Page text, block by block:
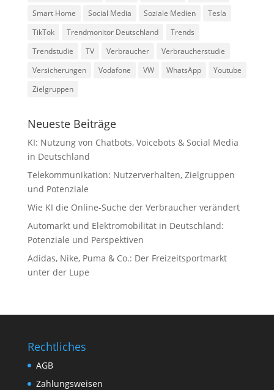
Smart Home
Social Media Soziale Medien
Tesla
TikTok
Trendmonitor Deutschland
Trends
Trendstudie
TV Verbraucher
Verbraucherstudie
Versicherungen
Vodafone VW WhatsApp
Youtube
Zielgruppen
Neueste Beiträge
KI: Nutzung von Chatbots, Voicebots & Social Media
in Deutschland
Telekommunikation: Nutzerverhalten, Zielgruppen
und Potenziale
Wie KI die Online-Suche der Verbraucher verändert
Automarkt und Elektromobilität in Deutschland:
Potenziale und Perspektiven
Adidas, Nike, Puma & Co.: Der Freizeitsportmarkt
unter der Lupe
Rechtliches
AGB
Zahlungsweisen